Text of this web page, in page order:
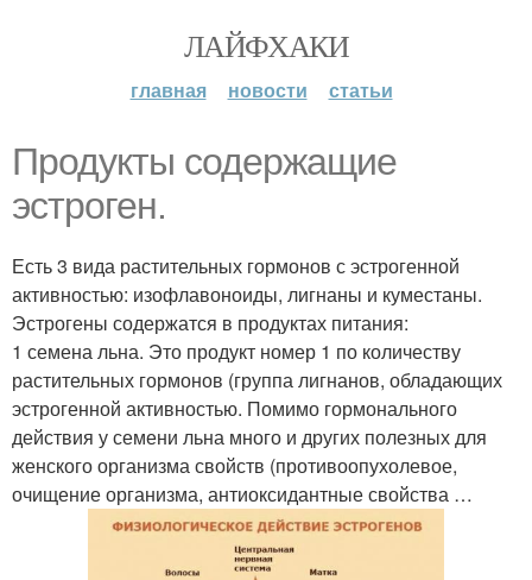
ЛАЙФХАКИ
главная новости статьи
Продукты содержащие
эстроген.
Есть 3 вида растительных гормонов с эстрогенной
активностью: изофлавоноиды, лигнаны и куместаны.
Эстрогены содержатся в продуктах питания:
1 семена льна. Это продукт номер 1 по количеству
растительных гормонов (группа лигнанов, обладающих
эстрогенной активностью. Помимо гормонального
действия у семени льна много и других полезных для
женского организма свойств (противоопухолевое,
очищение организма, антиоксидантные свойства …